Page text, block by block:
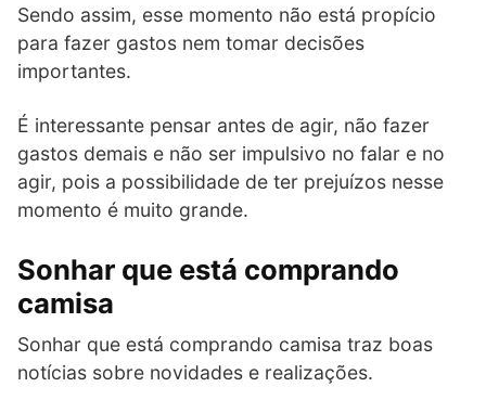
Sendo assim, esse momento não está propício
para fazer gastos nem tomar decisões
importantes.
É interessante pensar antes de agir, não fazer
gastos demais e não ser impulsivo no falar e no
agir, pois a possibilidade de ter prejuízos nesse
momento é muito grande.
Sonhar que está comprando
camisa
Sonhar que está comprando camisa traz boas
notícias sobre novidades e realizações.